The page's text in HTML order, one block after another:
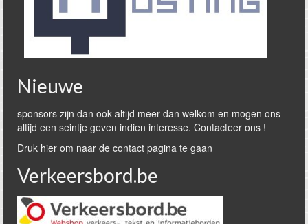
Nieuwe
sponsors zijn dan ook altijd meer dan welkom en mogen ons
altijd een seintje geven indien interesse. Contacteer ons !
Druk hier om naar de contact pagina te gaan
Verkeersbord.be